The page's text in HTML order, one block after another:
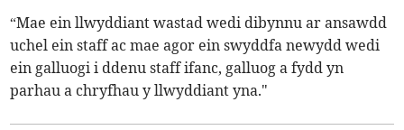
“Mae ein llwyddiant wastad wedi dibynnu ar ansawdd
uchel ein staff ac mae agor ein swyddfa newydd wedi
ein galluogi i ddenu staff ifanc, galluog a fydd yn
parhau a chryfhau y llwyddiant yna."